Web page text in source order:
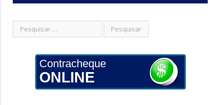
Contracheque
ONLINE